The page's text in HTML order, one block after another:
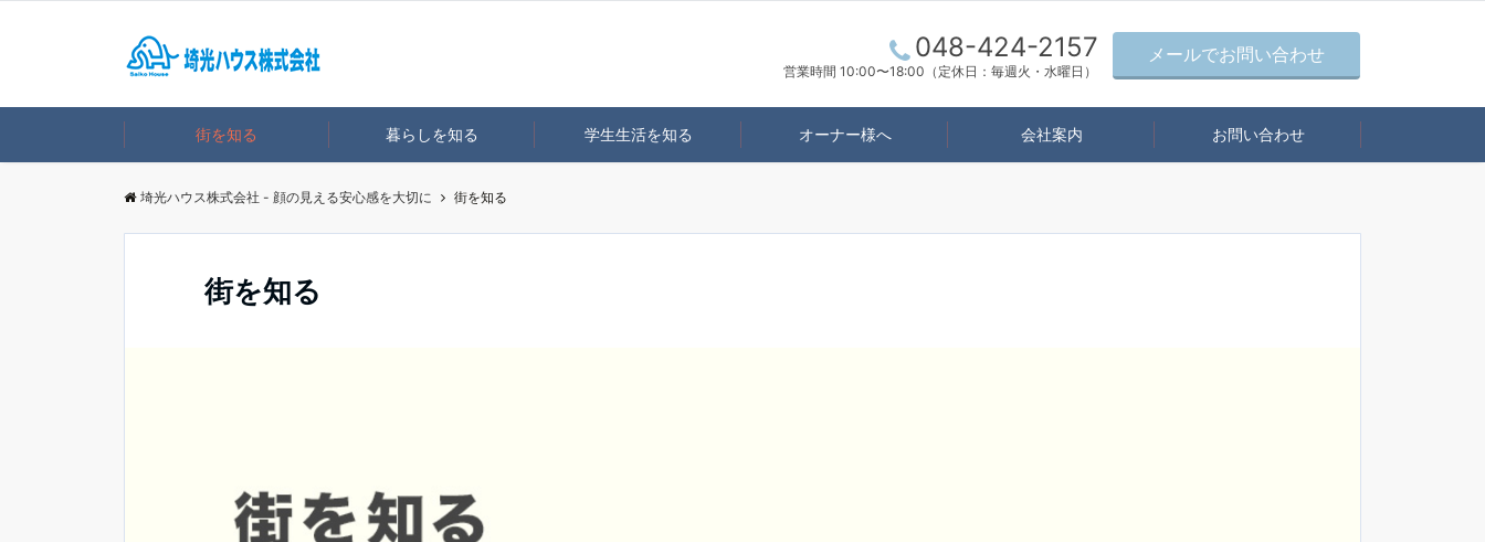
048-424-2157
営業時間 10:00〜18:00（定休日：毎週火・水曜日）
メールでお問い合わせ
街を知る 暮らしを知る 学生生活を知る オーナー様へ 会社案内 お問い合わせ
埼光ハウス株式会社 - 顔の見える安心感を大切に 街を知る
街を知る